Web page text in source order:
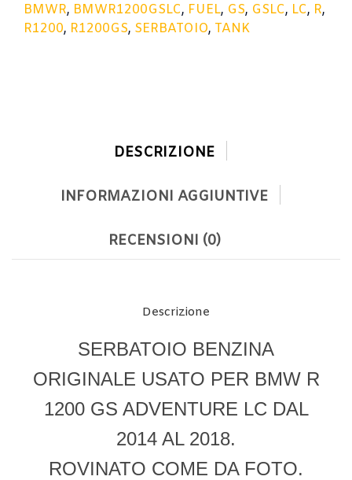
BMWR, BMWR1200GSLC, FUEL, GS, GSLC, LC, R,
R1200, R1200GS, SERBATOIO, TANK
DESCRIZIONE
INFORMAZIONI AGGIUNTIVE
RECENSIONI (0)
Descrizione
SERBATOIO BENZINA
ORIGINALE USATO PER BMW R
1200 GS ADVENTURE LC DAL
2014 AL 2018.
ROVINATO COME DA FOTO.